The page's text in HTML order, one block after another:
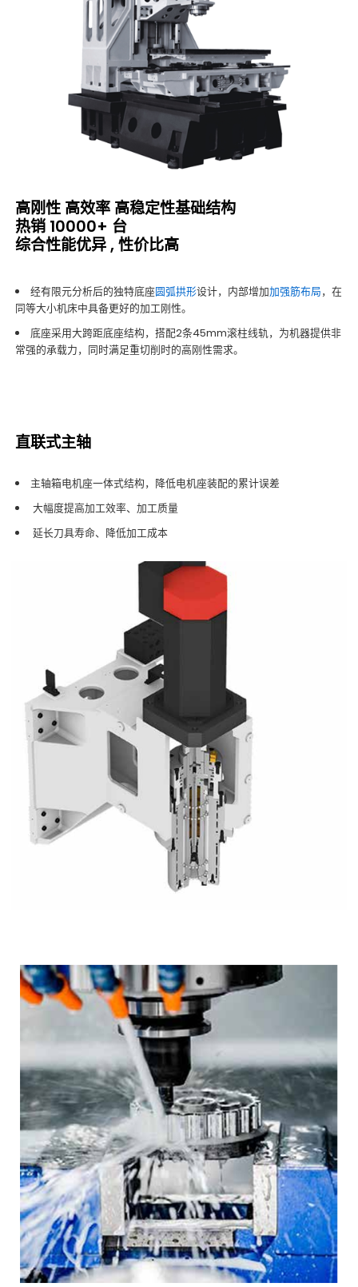
高刚性 高效率 高稳定性基础结构
热销 10000+ 台
综合性能优异 , 性价比高
经有限元分析后的独特底座圆弧拱形设计，内部增加加强筋布局，在
同等大小机床中具备更好的加工刚性。
底座采用大跨距底座结构，搭配2条45mm滚柱线轨，为机器提供非
常强的承载力，同时满足重切削时的高刚性需求。
直联式主轴
主轴箱电机座一体式结构，降低电机座装配的累计误差
大幅度提高加工效率、加工质量
延长刀具寿命、降低加工成本